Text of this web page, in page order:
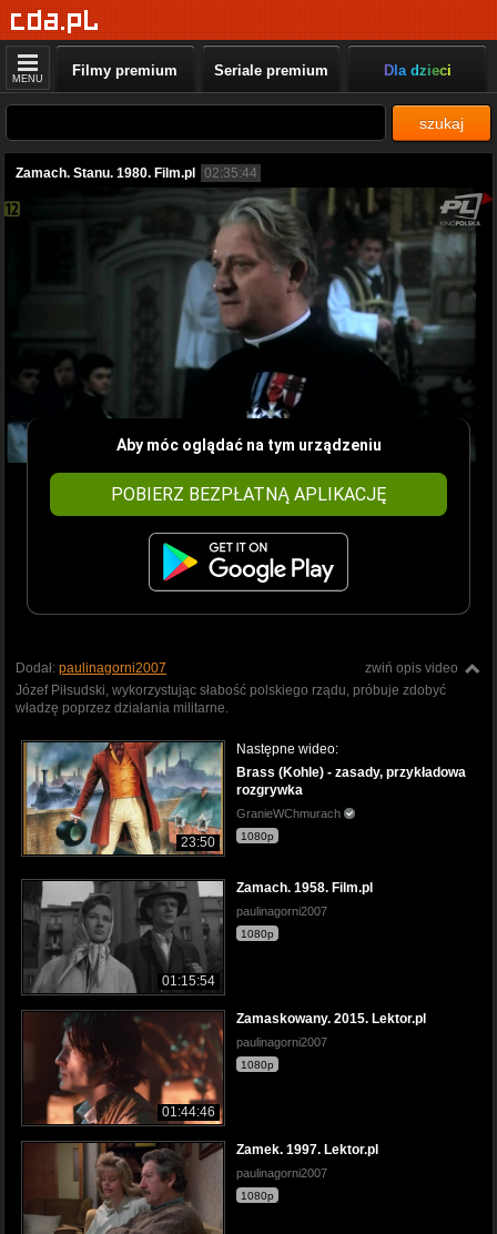
MENU Filmy premium Seriale premium Dla dzieci
szukaj
Zamach. Stanu. 1980. Film.pl 02:35:44
Aby móc oglądać na tym urządzeniu
POBIERZ BEZPŁATNĄ APLIKACJĘ
zwiń opis video
Dodał: paulinagorni2007
Józef Piłsudski, wykorzystując słabość polskiego rządu, próbuje zdobyć
władzę poprzez działania militarne.
23:50
Następne wideo:
Brass (Kohle) - zasady, przykładowa
rozgrywka
GranieWChmurach
1080p
01:15:54
Zamach. 1958. Film.pl
paulinagorni2007
1080p
01:44:46
Zamaskowany. 2015. Lektor.pl
paulinagorni2007
1080p
Zamek. 1997. Lektor.pl
paulinagorni2007
1080p